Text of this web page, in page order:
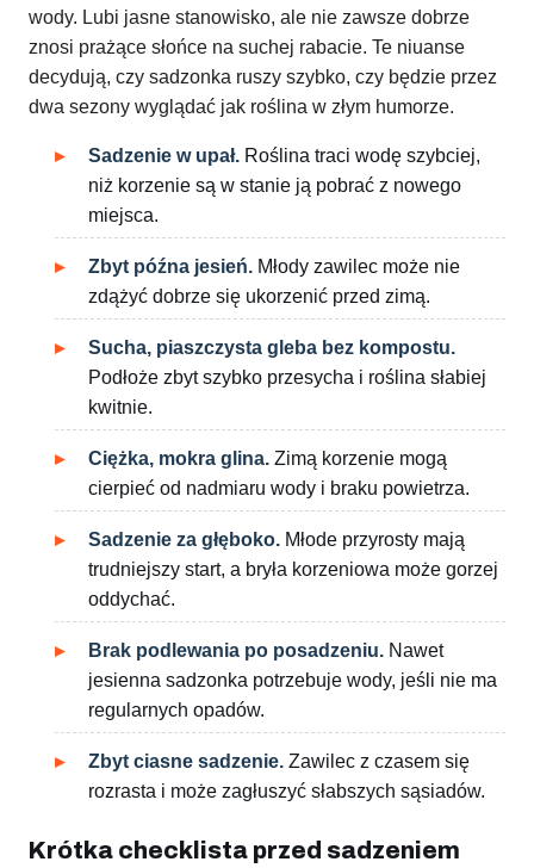
wody. Lubi jasne stanowisko, ale nie zawsze dobrze
znosi prażące słońce na suchej rabacie. Te niuanse
decydują, czy sadzonka ruszy szybko, czy będzie przez
dwa sezony wyglądać jak roślina w złym humorze.
Sadzenie w upał. Roślina traci wodę szybciej,
niż korzenie są w stanie ją pobrać z nowego
miejsca.
Zbyt późna jesień. Młody zawilec może nie
zdążyć dobrze się ukorzenić przed zimą.
Sucha, piaszczysta gleba bez kompostu.
Podłoże zbyt szybko przesycha i roślina słabiej
kwitnie.
Ciężka, mokra glina. Zimą korzenie mogą
cierpieć od nadmiaru wody i braku powietrza.
Sadzenie za głęboko. Młode przyrosty mają
trudniejszy start, a bryła korzeniowa może gorzej
oddychać.
Brak podlewania po posadzeniu. Nawet
jesienna sadzonka potrzebuje wody, jeśli nie ma
regularnych opadów.
Zbyt ciasne sadzenie. Zawilec z czasem się
rozrasta i może zagłuszyć słabszych sąsiadów.
Krótka checklista przed sadzeniem